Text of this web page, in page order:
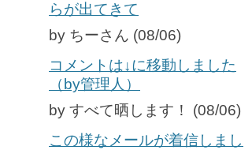
らが出てきて
by ちーさん (08/06)
コメントは↓に移動しました
（by管理人）
by すべて晒します！ (08/06)
この様なメールが着信しまし